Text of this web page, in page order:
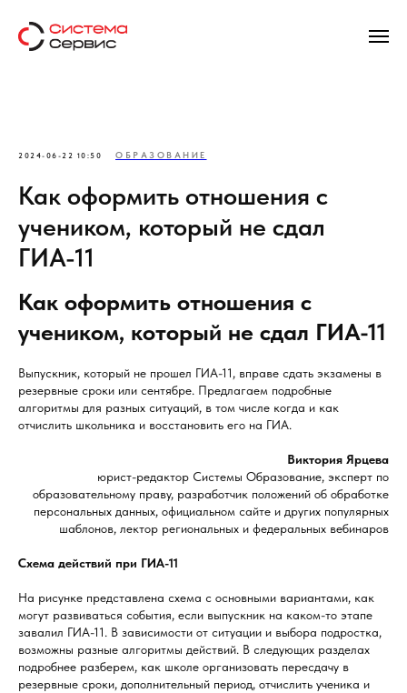
2024-06-22 10:50 ОБРАЗОВАНИЕ
Как оформить отношения с
учеником, который не сдал
ГИА-11
Как оформить отношения с
учеником, который не сдал ГИА-11
Выпускник, который не прошел ГИА-11, вправе сдать экзамены в
резервные сроки или сентябре. Предлагаем подробные
алгоритмы для разных ситуаций, в том числе когда и как
отчислить школьника и восстановить его на ГИА.
Виктория Ярцева
юрист-редактор Системы Образование, эксперт по
образовательному праву, разработчик положений об обработке
персональных данных, официальном сайте и других популярных
шаблонов, лектор региональных и федеральных вебинаров
Схема действий при ГИА-11
На рисунке представлена схема с основными вариантами, как
могут развиваться события, если выпускник на каком-то этапе
завалил ГИА-11. В зависимости от ситуации и выбора подростка,
возможны разные алгоритмы действий. В следующих разделах
подробнее разберем, как школе организовать пересдачу в
резервные сроки, дополнительный период, отчислить ученика и